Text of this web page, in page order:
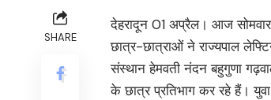
SHARE
देहरादून 01 अप्रैल। आज
छात्र-छात्राओं ने राज्यपाल
संस्थान हेमवती नंदन बहुगुणा
के छात्र प्रतिभाग कर रहे हैं।